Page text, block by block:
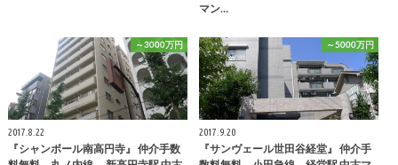
マン…
～3000万円
2017.8.22
『シャンボール南高円寺』 仲介手数
～5000万円
2017.9.20
『サンヴェール世田谷経堂』 仲介手